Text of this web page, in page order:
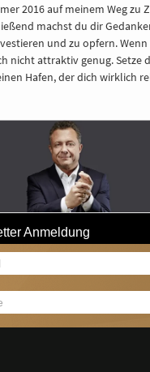
2016 auf meinem Weg zu
machst du dir
und zu opfern.
nicht attraktiv genug. Setze
Hafen, der dich wirklich